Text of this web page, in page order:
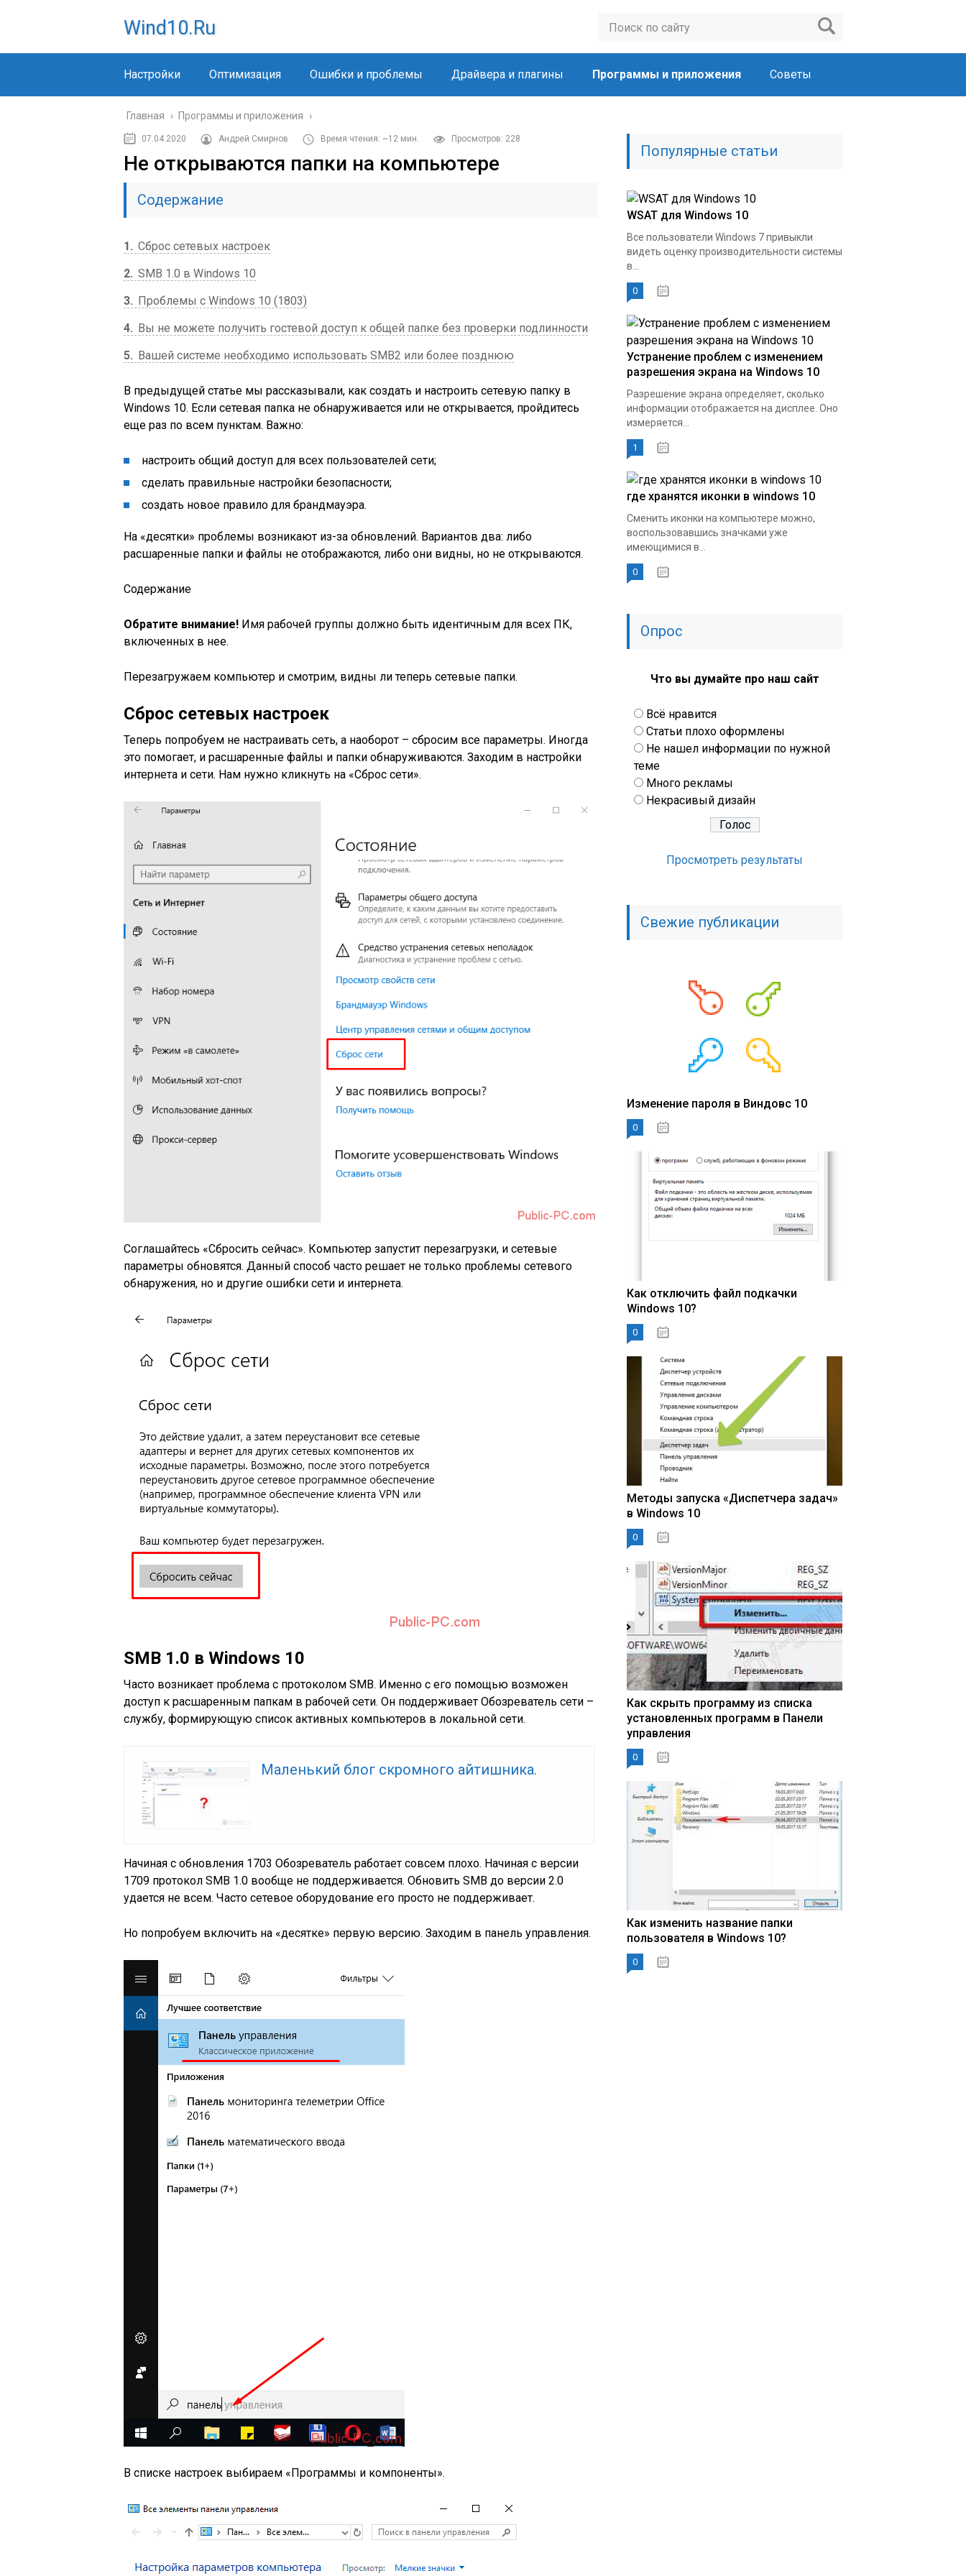
Wind10.ru
Настройки Оптимизация Ошибки и проблемы Драйвера и плагины Программы и приложения Советы
Главная › Программы и приложения ›
07.04.2020 Андрей Смирнов Время чтения: ~12 мин. Просмотров: 228
Не открываются папки на компьютере
Содержание
1
Сброс сетевых настроек
2 SMB 1.0 в Windows 10
3
Проблемы с Windows 10 (1803)
4
Вы не можете получить гостевой доступ к общей папке без проверки подлинности
5
Вашей системе необходимо использовать SMB2 или более позднюю
В предыдущей статье мы рассказывали, как создать и настроить сетевую папку в
Windows 10. Если сетевая папка не обнаруживается или не открывается, пройдитесь
еще раз по всем пунктам. Важно:
настроить общий доступ для всех пользователей сети;
сделать правильные настройки безопасности;
создать новое правило для брандмауэра.
На «десятки» проблемы возникают из-за обновлений. Вариантов два: либо
расшаренные папки и файлы не отображаются, либо они видны, но не открываются.
Содержание
Обратите внимание! Имя рабочей группы должно быть идентичным для всех ПК,
включенных в нее.
Перезагружаем компьютер и смотрим, видны ли теперь сетевые папки.
Сброс сетевых настроек
Теперь попробуем не настраивать сеть, а наоборот – сбросим все параметры. Иногда
это помогает, и расшаренные файлы и папки обнаруживаются. Заходим в настройки
интернета и сети. Нам нужно кликнуть на «Сброс сети».
Соглашайтесь «Сбросить сейчас». Компьютер запустит перезагрузки, и сетевые
параметры обновятся. Данный способ часто решает не только проблемы сетевого
обнаружения, но и другие ошибки сети и интернета.
SMB 1.0 в Windows 10
Часто возникает проблема с протоколом SMB. Именно с его помощью возможен
доступ к расшаренным папкам в рабочей сети. Он поддерживает Обозреватель сети –
службу, формирующую список активных компьютеров в локальной сети.
Маленький блог скромного айтишника.
Начиная с обновления 1703 Обозреватель работает совсем плохо. Начиная с версии
1709 протокол SMB 1.0 вообще не поддерживается. Обновить SMB до версии 2.0
удается не всем. Часто сетевое оборудование его просто не поддерживает.
Но попробуем включить на «десятке» первую версию. Заходим в панель управления.
В списке настроек выбираем «Программы и компоненты».
Популярные статьи
WSAT для Windows 10
Все пользователи Windows 7 привыкли
видеть оценку производительности системы
в...
0
Устранение проблем с изменением
разрешения экрана на Windows 10
Разрешение экрана определяет, сколько
информации отображается на дисплее. Оно
измеряется...
1
где хранятся иконки в windows 10
Сменить иконки на компьютере можно,
воспользовавшись значками уже
имеющимися в...
0
Опрос
Что вы думайте про наш сайт
Всё нравится
Статьи плохо оформлены
Не нашел информации по нужной
теме
Много рекламы
Некрасивый дизайн
Просмотреть результаты
Свежие публикации
Изменение пароля в Виндовс 10
0
Как отключить файл подкачки
Windows 10?
0
Методы запуска «Диспетчера задач»
в Windows 10
0
Как скрыть программу из списка
установленных программ в Панели
управления
0
Как изменить название папки
пользователя в Windows 10?
0